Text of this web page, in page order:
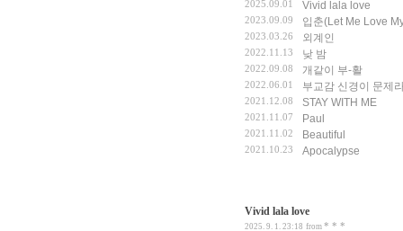
2025.09.01 Vivid lala love
2023.09.09 입춘(Let Me Love
2023.03.26 외계인
2022.11.13 낮 밤
2022.09.08 개같이 부-활
2022.06.01 부교감 신경이 문제
2021.12.08 STAY WITH ME
2021.11.07 Paul
2021.11.02 Beautiful
2021.10.23 Apocalypse
Vivid lala love
2025. 9. 1. 23:18 from * * *